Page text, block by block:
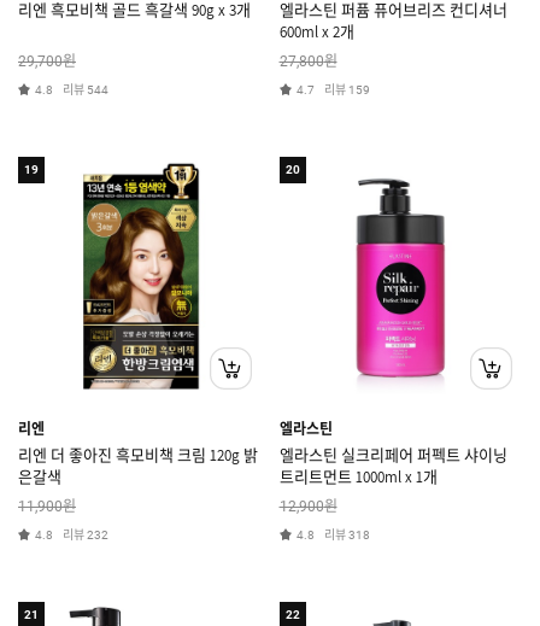
리엔 흑모비책 골드 흑갈색 90g x 3개
29,700원
4.8 리뷰 544
엘라스틴 퍼퓸 퓨어브리즈 컨디셔너
600ml x 2개
27,800원
4.7 리뷰 159
19
리엔
리엔 더 좋아진 흑모비책 크림 120g 밝
은갈색
11,900원
4.8 리뷰232
20
엘라스틴
엘라스틴 실크리페어 퍼펙트 샤이닝
트리트먼트 1000ml x 1개
12,900원
4.8 리뷰318
21 22